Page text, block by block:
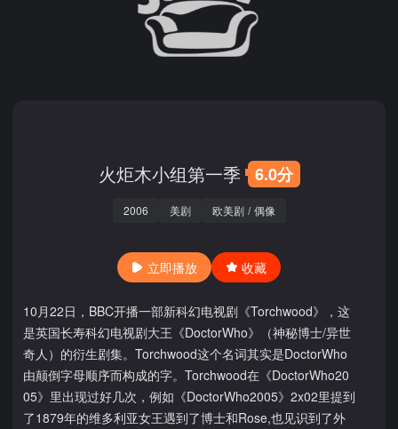
火炬木小组第一季 6.0分
2006 美剧 欧美剧 / 偶像
立即播放 收藏
10月22日，BBC开播一部新科幻电视剧《Torchwood》，这
是英国长寿科幻电视剧大王《DoctorWho》（神秘博士/异世
奇人）的衍生剧集。Torchwood这个名词其实是DoctorWho
由颠倒字母顺序而构成的字。Torchwood在《DoctorWho20
05》里出现过好几次，例如《DoctorWho2005》2x02里提到
了1879年的维多利亚女王遇到了博士和Rose,也见识到了外